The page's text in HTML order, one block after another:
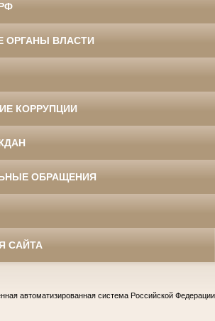
ОРГАНЫ ВЛАСТИ
КОРРУПЦИИ
ОБРАЩЕНИЯ
САЙТА
автоматизированная система Российской